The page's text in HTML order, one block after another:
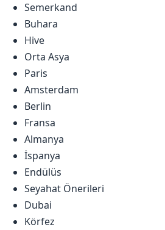
Semerkand
Buhara
Hive
Orta Asya
Paris
Amsterdam
Berlin
Fransa
Almanya
İspanya
Endülüs
Seyahat Önerileri
Dubai
Körfez